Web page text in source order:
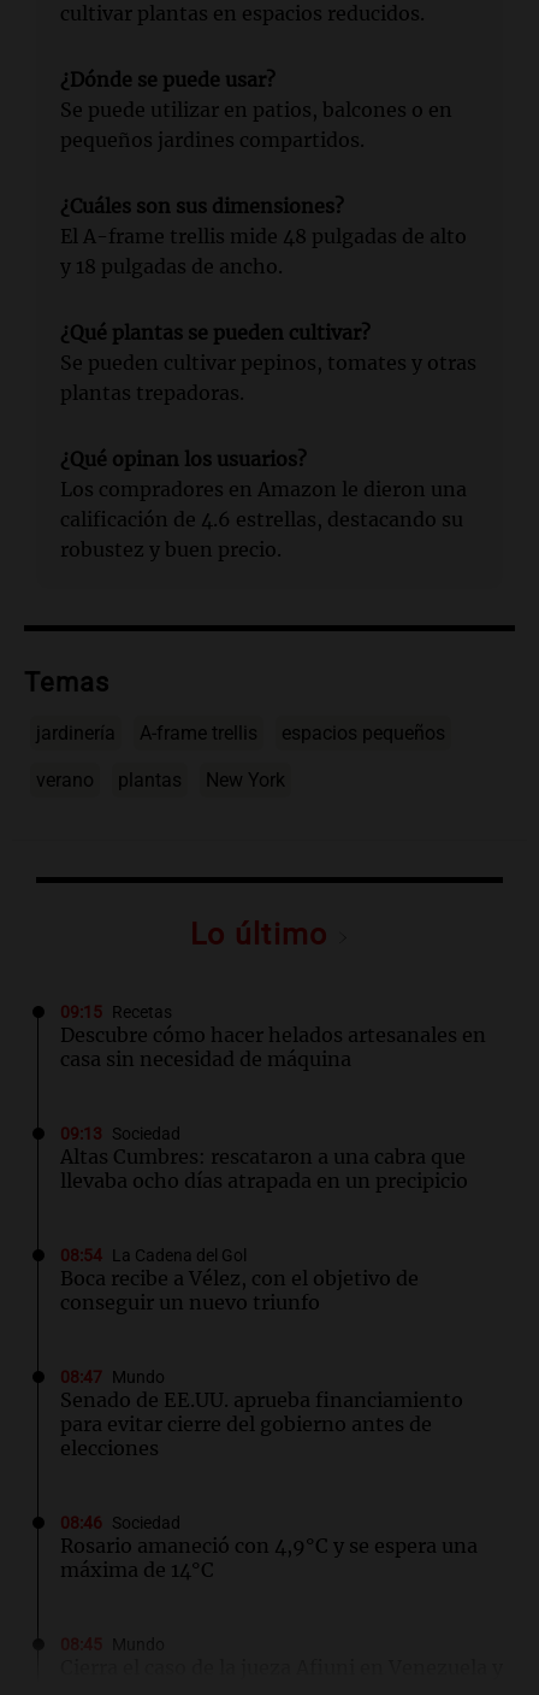
cultivar plantas en espacios reducidos.
¿Dónde se puede usar?
Se puede utilizar en patios, balcones o en
pequeños jardines compartidos.
¿Cuáles son sus dimensiones?
El A-frame trellis mide 48 pulgadas de alto
y 18 pulgadas de ancho.
¿Qué plantas se pueden cultivar?
Se pueden cultivar pepinos, tomates y otras
plantas trepadoras.
¿Qué opinan los usuarios?
Los compradores en Amazon le dieron una
calificación de 4.6 estrellas, destacando su
robustez y buen precio.
Temas
jardinería A-frame trellis espacios pequeños
verano plantas New York
Lo último
09:15 Recetas
Descubre cómo hacer helados artesanales en
casa sin necesidad de máquina
09:13 Sociedad
Altas Cumbres: rescataron a una cabra que
llevaba ocho días atrapada en un precipicio
08:54 La Cadena del Gol
Boca recibe a Vélez, con el objetivo de
conseguir un nuevo triunfo
08:47 Mundo
Senado de EE.UU. aprueba financiamiento
para evitar cierre del gobierno antes de
elecciones
08:46 Sociedad
Rosario amaneció con 4,9°C y se espera una
máxima de 14°C